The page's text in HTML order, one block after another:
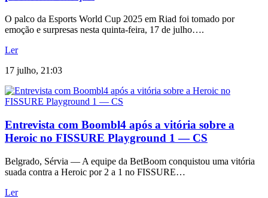
O palco da Esports World Cup 2025 em Riad foi tomado por
emoção e surpresas nesta quinta-feira, 17 de julho….
Ler
17 julho, 21:03
Entrevista com Boombl4 após a vitória sobre a
Heroic no FISSURE Playground 1 — CS
Belgrado, Sérvia — A equipe da BetBoom conquistou uma vitória
suada contra a Heroic por 2 a 1 no FISSURE…
Ler